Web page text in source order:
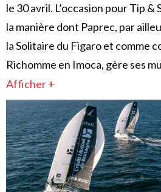
le 30 avril. L’occasion pour Tip &
la manière dont Paprec, par
la Solitaire du Figaro et comme
Richomme en Imoca, gère ses
Afficher +